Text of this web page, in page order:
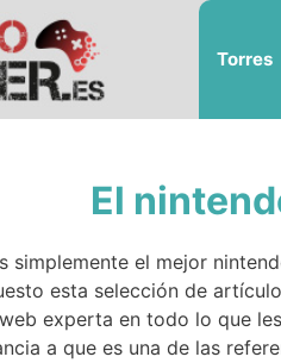
Torres
El
simplemente el mejor
esta selección de
experta en todo lo que
a que es una de las